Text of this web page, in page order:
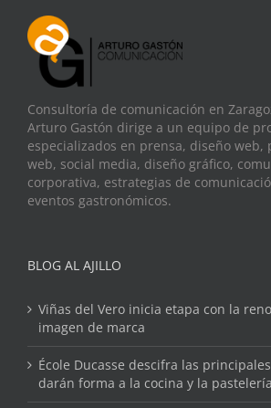
Consultoría de comunicación en
Arturo Gastón dirige a un equipo de
especializados en prensa, diseño web,
web, social media, diseño gráfico,
corporativa, estrategias de
eventos gastronómicos.
BLOG AL AJILLO
Viñas del Vero inicia etapa con la
imagen de marca
École Ducasse descifra las
darán forma a la cocina y la